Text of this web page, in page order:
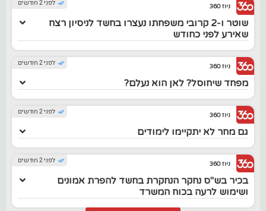
לפני 2 חודשים ניוז 360
שוטר ו-2 קרובי משפחתו נעצרו בחשד לניסיון רצח
שאירע לפני כחודש
לפני 2 חודשים ניוז 360
מפחד שיחוסל? לאן הוא נעלם?
לפני 2 חודשים ניוז 360
גם מחר לא יתקיימו לימודים
לפני 2 חודשים ניוז 360
בכיר בש"ס נחקר הנחקרת בחשד להפרת אמונים
ושימוש לרעה בכוח המשרד